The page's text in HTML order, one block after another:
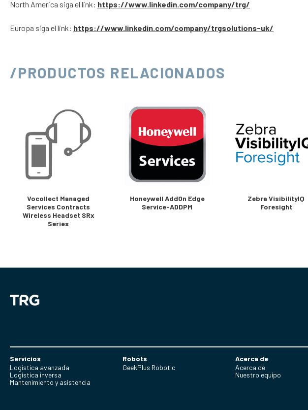
North America siga el link: https://www.linkedin.com/company/trg/
Europa siga el link: https://www.linkedin.com/company/trgsolutions-uk/
/PRODUCTOS RELACIONADOS
Vocollect Managed
Services Contracts
Wireless Headset SRx
Series
Honeywell AddOn Edge
Service-ADDPM
Zebra VisibilityIQ
Foresight
Servicios
Logística avanzada
Logística inversa
Mantenimiento y asistencia
Robots
GeekPlus Robotic
Acerca de
Acerca de
Nuestro equipo